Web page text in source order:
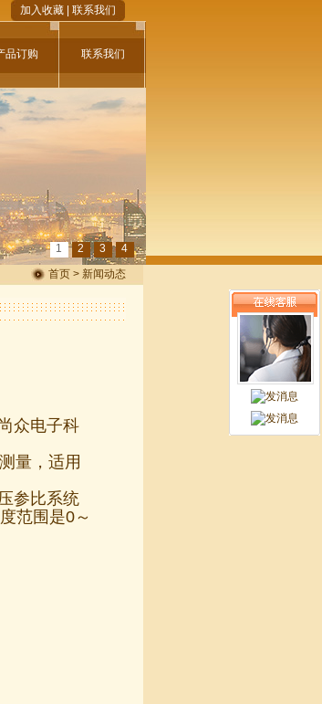
加入收藏 联系我们
品订购 联系我们
1 2 3 4
首页 > 新闻动态
众电子科
量，适用
参比系统
范围是0～